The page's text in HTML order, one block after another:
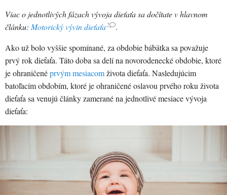
Viac o jednotlivých fázach vývoja dieťaťa sa dočítate v hlavnom
článku: Motorický vývin dieťaťa2
.
Ako už bolo vyššie spomínané, za obdobie bábätka sa považuje
prvý rok dieťaťa. Táto doba sa delí na novorodenecké obdobie, ktoré
je ohraničenéprvým mesiacomživota dieťaťa. Nasledujúcim
batoľacím obdobím, ktoré je ohraničené oslavou prvého roku života
dieťaťa sa venujú články zamerané na jednotlivé mesiace vývoja
dieťaťa: